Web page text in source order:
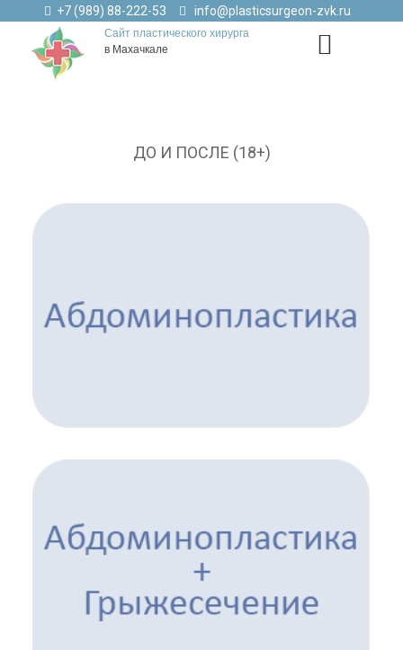
+7 (989) 88-222-53 info@plasticsurgeon-zvk.ru
Сайт пластического хирурга
в Махачкале
ДО И ПОСЛЕ (18+)